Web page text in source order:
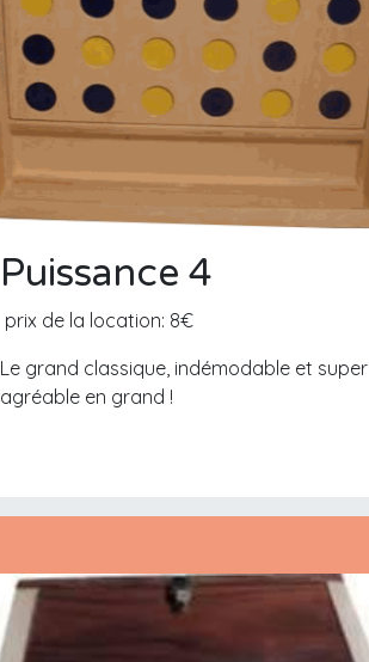
Puissance 4
prix de la location: 8€
Le grand classique, indémodable et super
agréable en grand !